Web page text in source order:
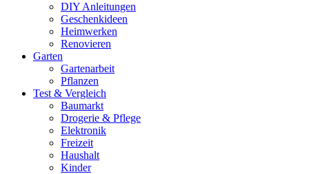
DIY Anleitungen
Geschenkideen
Heimwerken
Renovieren
Garten
Gartenarbeit
Pflanzen
Test & Vergleich
Baumarkt
Drogerie & Pflege
Elektronik
Freizeit
Haushalt
Kinder